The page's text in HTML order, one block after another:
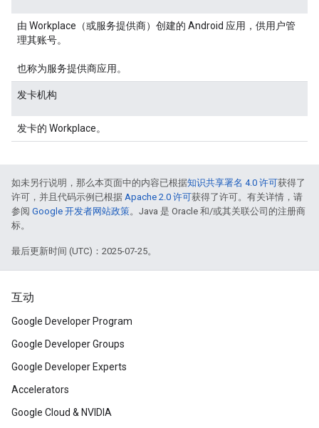
由 Workplace（或服务提供商）创建的 Android 应用，供用户管
理其账号。
也称为服务提供商应用。
发卡机构
发卡的 Workplace。
如未另行说明，那么本页面中的内容已根据知识共享署名 4.0 许可获得了
许可，并且代码示例已根据 Apache 2.0 许可获得了许可。有关详情，请
参阅 Google 开发者网站政策。Java 是 Oracle 和/或其关联公司的注册商
标。
最后更新时间 (UTC)：2025-07-25。
互动
Google Developer Program
Google Developer Groups
Google Developer Experts
Accelerators
Google Cloud & NVIDIA